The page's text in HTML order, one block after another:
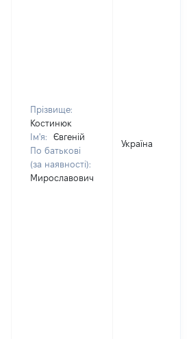
Прізвище:
Костинюк
Ім'я:
Євгеній
По батькові
(за наявності):
Мирославович
Україна